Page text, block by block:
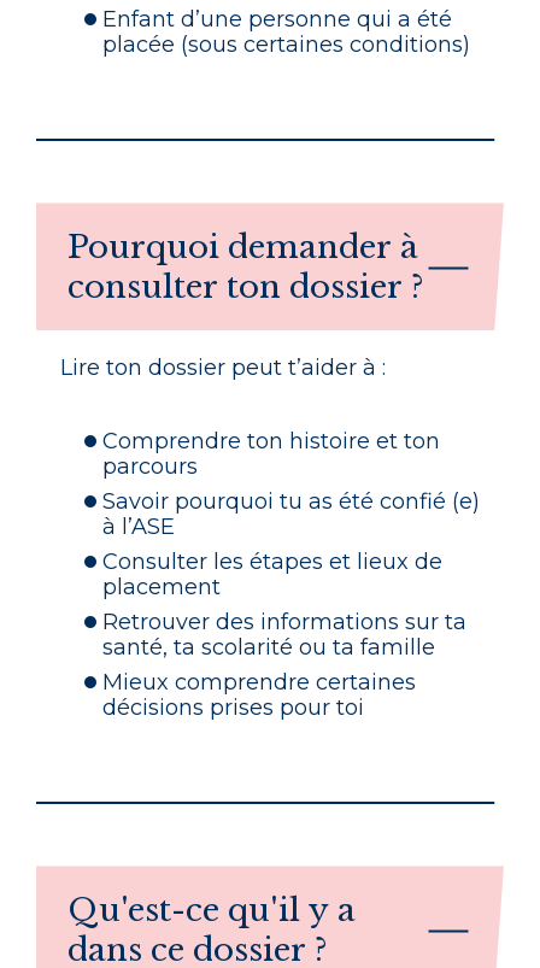
Enfant d’une personne qui a été
placée (sous certaines conditions)
Pourquoi demander à
consulter ton dossier ?
Lire ton dossier peut t’aider à :
Comprendre ton histoire et ton
parcours
Savoir pourquoi tu as été confié (e)
à l’ASE
Consulter les étapes et lieux de
placement
Retrouver des informations sur ta
santé, ta scolarité ou ta famille
Mieux comprendre certaines
décisions prises pour toi
Qu'est-ce qu'il y a
dans ce dossier ?